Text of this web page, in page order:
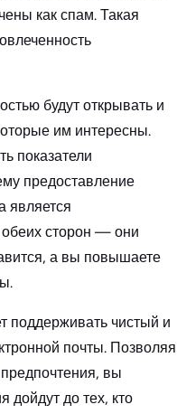
как спам. Такая
будут открывать и
им интересны.
показатели
предоставление
является
сторон — они
а вы повышаете
поддерживать чистый и
почты. Позволяя
вы
дойдут до тех, кто